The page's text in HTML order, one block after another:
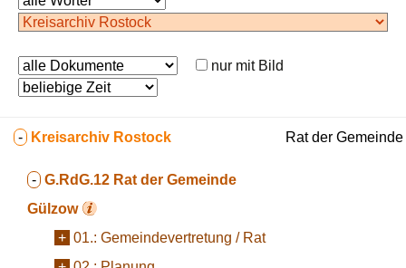
nur mit Bild
- Kreisarchiv Rostock
- G.RdG.12 Rat der Gemeinde
Gülzow
+ 01.: Gemeindevertretung / Rat
Rat der